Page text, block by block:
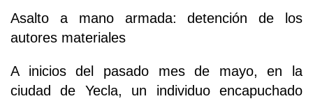
Asalto a mano armada: detención de los
autores materiales
A inicios del pasado mes de mayo, en la
ciudad de Yecla, un individuo encapuchado